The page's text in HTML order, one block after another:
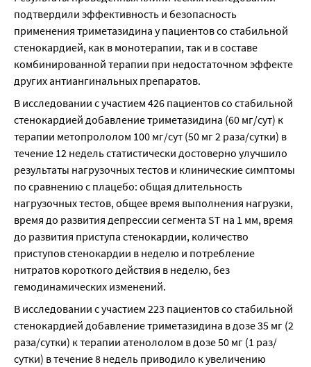
подтвердили эффективность и безопасность
применения триметазидина у пациентов со стабильной
стенокардией, как в монотерапии, так и в составе
комбинированной терапии при недостаточном эффекте
других антиангинальных препаратов.
В исследовании с участием 426 пациентов со стабильной
стенокардией добавление триметазидина (60 мг/сут) к
терапии метопрололом 100 мг/сут (50 мг 2 раза/сутки) в
течение 12 недель статистически достоверно улучшило
результаты нагрузочных тестов и клинические симптомы
по сравнению с плацебо: общая длительность
нагрузочных тестов, общее время выполнения нагрузки,
время до развития депрессии сегмента ST на 1 мм, время
до развития приступа стенокардии, количество
приступов стенокардии в неделю и потребление
нитратов короткого действия в неделю, без
гемодинамических изменений.
В исследовании с участием 223 пациентов со стабильной
стенокардией добавление триметазидина в дозе 35 мг (2
раза/сутки) к терапии атенололом в дозе 50 мг (1 раз/
сутки) в течение 8 недель приводило к увеличению